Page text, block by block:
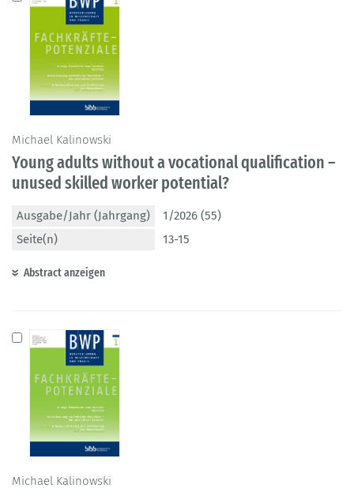
Michael Kalinowski
Young adults without a vocational qualification –
unused skilled worker potential?
Ausgabe/Jahr (Jahrgang)
1/2026 (55)
Seite(n)
13-15
Abstract anzeigen
Michael Kalinowski